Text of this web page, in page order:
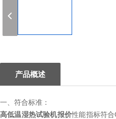
产品概述
一、符合标准：
高低温湿热试验机报价性能指标符